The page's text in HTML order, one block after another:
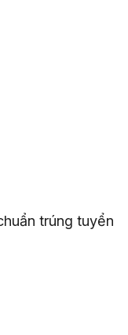
trúng tuyển